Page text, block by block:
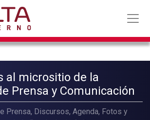
al micrositio de la
Prensa y Comunicación
Prensa, Discursos, Agenda, Fotos y